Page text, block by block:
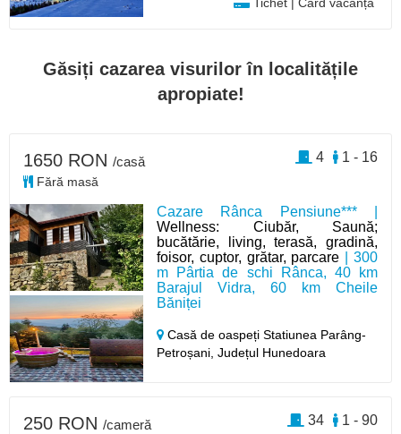
Găsiți cazarea visurilor în localitățile
apropiate!
Cazare Rânca Pensiune*** |
Wellness: Ciubăr, Saună;
bucătărie, living, terasă, gradină,
foisor, cuptor, grătar, parcare | 300
m Pârtia de schi Rânca, 40 km
Barajul Vidra, 60 km Cheile
Băniței
Casă de oaspeți Statiunea Parâng-
Petroșani,Județul Hunedoara
1650 RON /casă
Fără masă
1 - 16
4
250 RON /cameră 1 - 90
34